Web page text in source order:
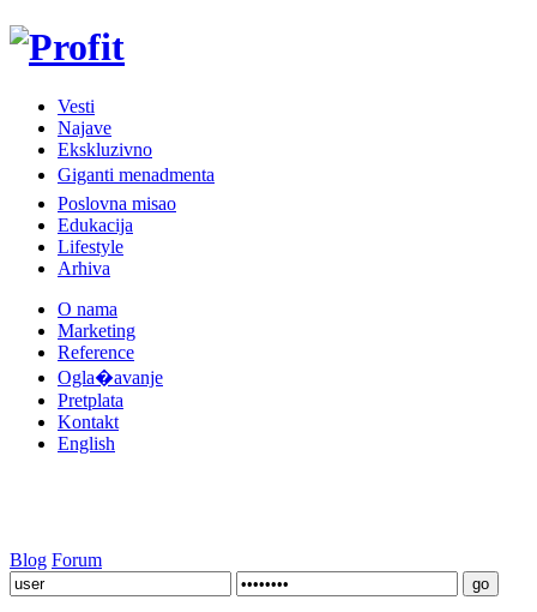
Vesti
Najave
Ekskluzivno
Giganti menadmenta
Poslovna misao
Edukacija
Lifestyle
Arhiva
O nama
Marketing
Reference
Ogla�avanje
Pretplata
Kontakt
English
Blog Forum